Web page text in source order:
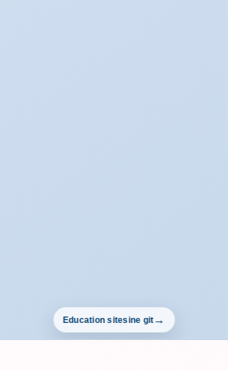
Education sitesine git